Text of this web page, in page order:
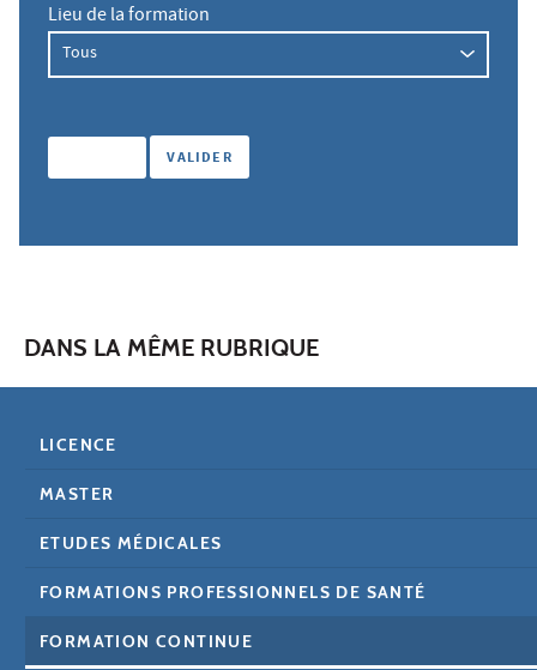
Lieu de la formation
DANS LA MÊME RUBRIQUE
LICENCE
MASTER
ETUDES MÉDICALES
FORMATIONS PROFESSIONNELS DE SANTÉ
FORMATION CONTINUE